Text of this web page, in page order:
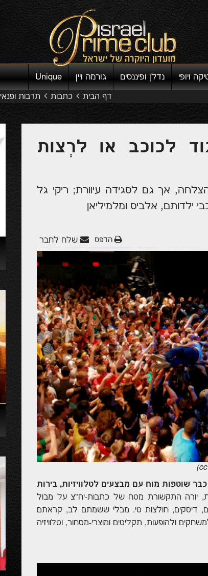
ויופי נדלן ופיננסים גורמה ויין
Unique
דף הבית כתבות תרבות ופנאי
לכוכב או לרְצות
אך גם לסגידה עיוורת; ריקי גל
ילדותם, אלביס ומלמיליאן
שלח לחבר הדפס
cc
)
כבר שוטפות מוח עם מבצעים לטלוויזיות, בירות
יורה התקשורת מטח של כתבות-יח"צ על מבול
דיסקים, חולצות טי. מבלי ששמתם לב, קראתם
ולהופעות, תקליטים ומוצרי-מסחור, וטלוויזיה